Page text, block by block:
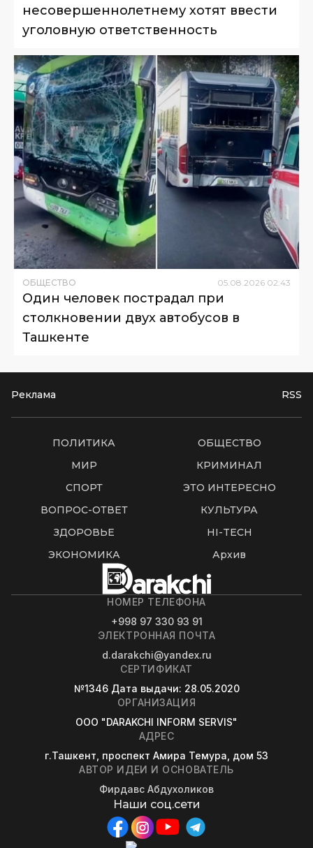
несовершеннолетнему хотят ввести
уголовную ответственность
ОБЩЕСТВО 05.08.2026 02:43
Один человек пострадал при
столкновении двух автобусов в
Ташкенте
Реклама RSS
ПОЛИТИКА
ОБЩЕСТВО
МИР
КРИМИНАЛ
СПОРТ
ЭТО ИНТЕРЕСНО
ВОПРОС-ОТВЕТ
КУЛЬТУРА
ЗДОРОВЬЕ
HI-TECH
ЭКОНОМИКА
Архив
НОМЕР ТЕЛЕФОНА
+998 97 330 93 91
ЭЛЕКТРОННАЯ ПОЧТА
d.darakchi@yandex.ru
СЕРТИФИКАТ
№1346 Дата выдачи: 28.05.2020
ОРГАНИЗАЦИЯ
OOO "DARAKCHI INFORM SERVIS"
АДРЕС
г.Ташкент, проспект Амира Темура, дом 53
АВТОР ИДЕИ И ОСНОВАТЕЛЬ
Фирдавс Абдухоликов
Наши соц.сети